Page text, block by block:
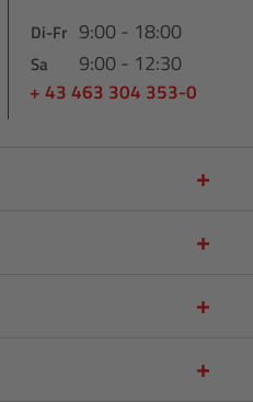
Di-Fr 9:00 - 18:00
Sa 9:00 - 12:30
+ 43 463 304 353-0